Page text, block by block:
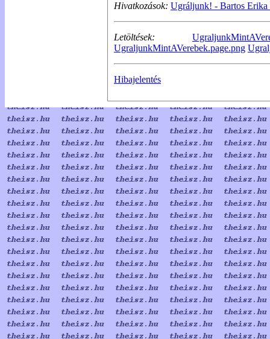
Hivatkozások: Ugráljunk! - Bartos
Letöltések:
UgraljunkMintAVerebek.page.png
Hibajelentés